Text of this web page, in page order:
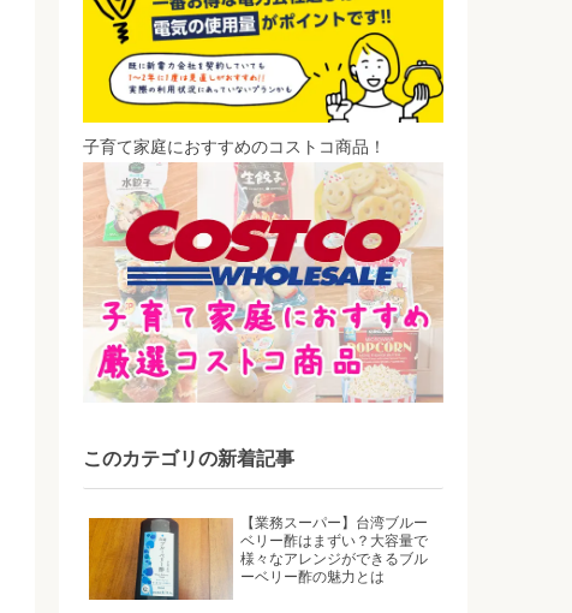
子育て家庭におすすめのコストコ商品！
このカテゴリの新着記事
【業務スーパー】台湾ブルー
ベリー酢はまずい？大容量で
様々なアレンジができるブル
ーベリー酢の魅力とは